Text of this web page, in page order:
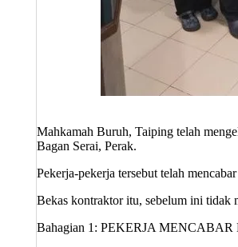
Mahkamah Buruh, Taiping telah
Bagan Serai, Perak.
Pekerja-pekerja tersebut telah
Bekas kontraktor itu, sebelum ini tidak
Bahagian 1: PEKERJA